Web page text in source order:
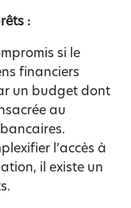
:
si le
financiers
un budget dont
au
l’accès à
il existe un